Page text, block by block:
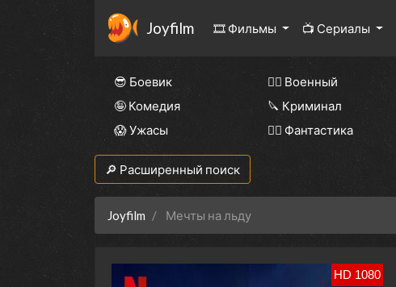
Joyfilm 🎞 Фильмы 📺 Сериалы
😎 Боевик 👨‍✈️ Военный
🤪 Комедия
🔪 Криминал
😱 Ужасы
🧙‍♀️ Фантастика
🔎 Расширенный поиск
Joyfilm Мечты на льду
HD 1080